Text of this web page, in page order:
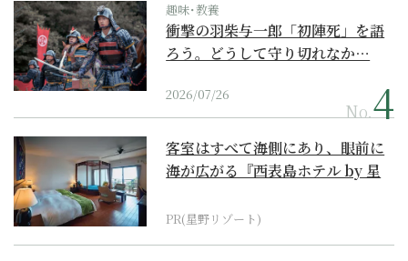
趣味･教養
衝撃の羽柴与一郎「初陣死」を語
ろう。どうして守り切れなか…
2026/07/26
No.
客室はすべて海側にあり、眼前に
海が広がる『西表島ホテル by 星
PR(星野リゾート)